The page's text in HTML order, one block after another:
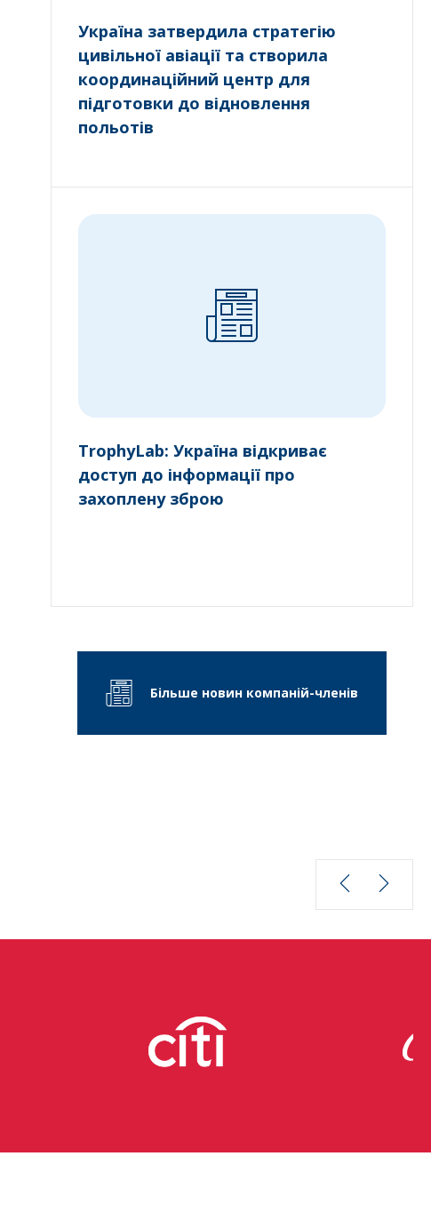
Україна затвердила стратегію
цивільної авіації та створила
координаційний центр для
підготовки до відновлення
польотів
TrophyLab: Україна відкриває
доступ до інформації про
захоплену зброю
Більше новин компаній-членів